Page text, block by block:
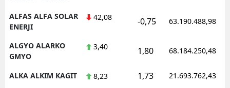
Zonguldak
ALFAS ALFA SOLAR
ENERJI
42,08 -0,75 63.190.488,98
ALGYO ALARKO
GMYO
3,40 1,80 68.184.250,48
ALKA ALKIM KAGIT 8,23 1,73 21.693.762,43